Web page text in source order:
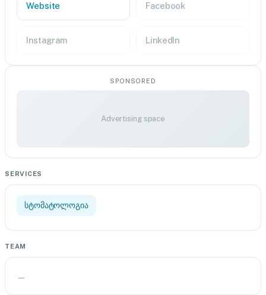
Website Facebook
Instagram LinkedIn
SPONSORED
Advertising space
SERVICES
სტომატოლოგია
TEAM
—